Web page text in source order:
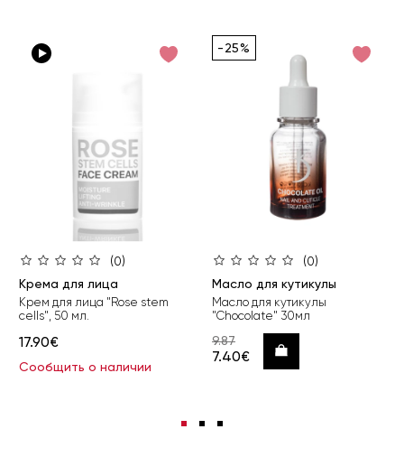
(0)
Крема для лица
Крем для лица "Rose stem
cells", 50 мл.
17.90€
Сообщить о наличии
-25%
(0)
Масло для кутикулы
Масло для кутикулы
"Chocolate" 30мл
9.87
7.40€ Купить